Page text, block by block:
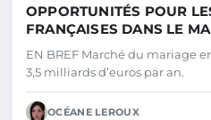
OPPORTUNITÉS POUR
FRANÇAISES DANS LE
RESPONSABLE ET
EN BREF Marché du mariage
3,5 milliards d’euros par an.
OCÉANE LEROUX